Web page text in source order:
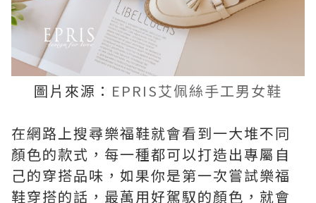
圖片來源： EPRIS艾佩絲手工男女鞋
在網路上搜尋樂福鞋就會看到一大堆不同
顏色的款式，每一種都可以打造出專屬自
己的穿搭品味，如果你是第一次嘗試樂福
鞋穿搭的話，最萬用好駕馭的顏色，就會